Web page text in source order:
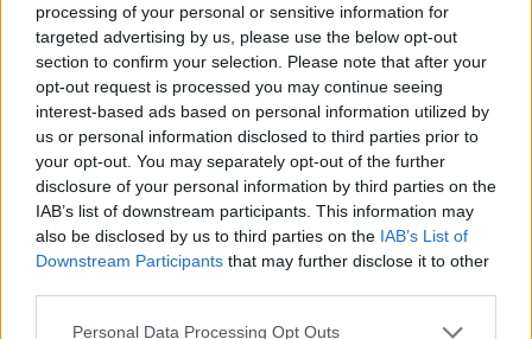
processing of your personal or sensitive information for
targeted advertising by us, please use the below opt-out
section to confirm your selection. Please note that after your
opt-out request is processed you may continue seeing
interest-based ads based on personal information utilized by
us or personal information disclosed to third parties prior to
your opt-out. You may separately opt-out of the further
disclosure of your personal information by third parties on the
IAB’s list of downstream participants. This information may
also be disclosed by us to third parties on the IAB’s List of
Downstream Participants that may further disclose it to other
Personal Data Processing Opt Outs
Νέα δεδομένα για το πώς
σχηματίζονται και γιατί
επανεμφανίζονται οι πέτρες
στα νεφρά
«Αποκαλύπτοντας αυτόν τον νέο
μηχανισμό, η μελέτη ανοίγει τον δρόμο